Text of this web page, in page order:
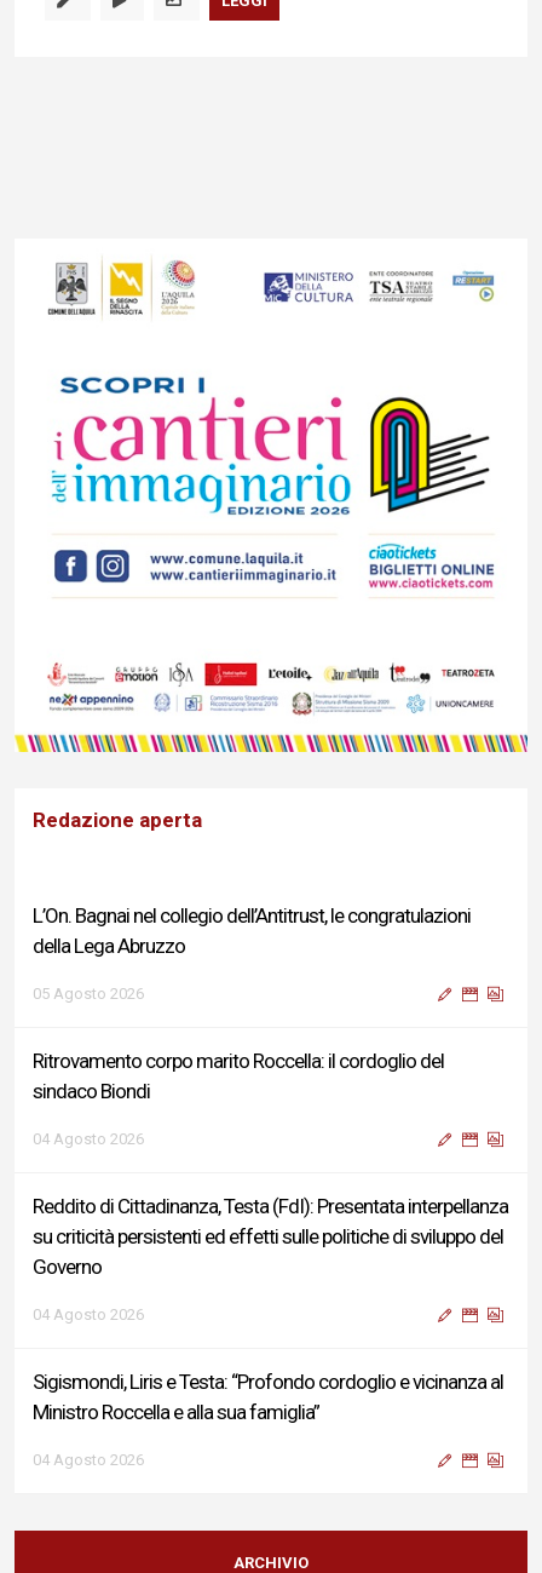
Redazione aperta
L’On. Bagnai nel collegio dell’Antitrust, le congratulazioni
della Lega Abruzzo
05 Agosto 2026
Ritrovamento corpo marito Roccella: il cordoglio del
sindaco Biondi
04 Agosto 2026
Reddito di Cittadinanza, Testa (FdI): Presentata interpellanza
su criticità persistenti ed effetti sulle politiche di sviluppo del
Governo
04 Agosto 2026
Sigismondi, Liris e Testa: “Profondo cordoglio e vicinanza al
Ministro Roccella e alla sua famiglia”
04 Agosto 2026
Terminal bus "Lorenzo Natali": modifiche temporanee alla
viabilità per il completamento dei lavori di riqualificazione
ARCHIVIO